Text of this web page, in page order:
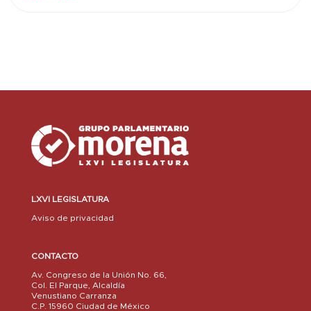
LXVI LEGISLATURA
Aviso de privacidad
CONTACTO
Av. Congreso de la Unión No. 66,
Col. El Parque, Alcaldía
Venustiano Carranza
C.P. 15960 Ciudad de México